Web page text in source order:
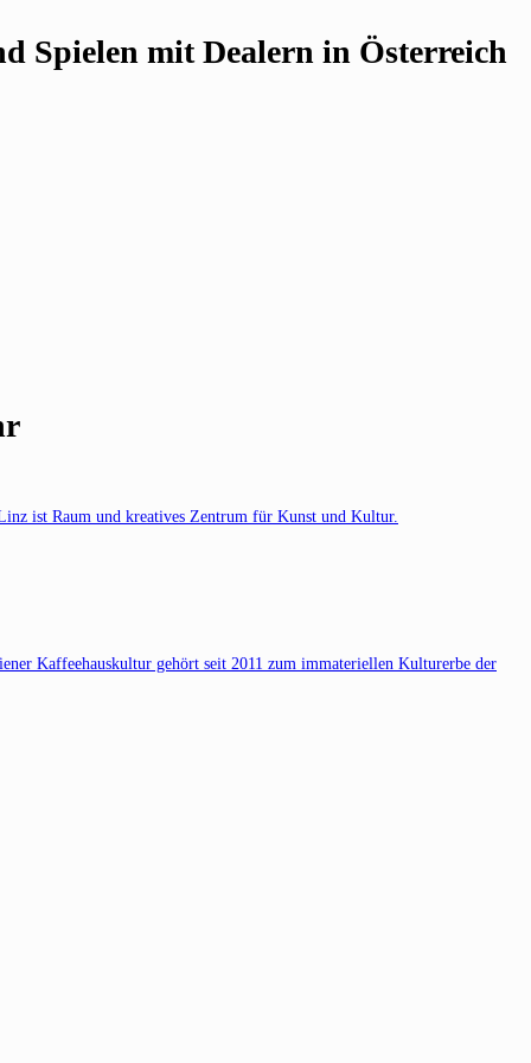
Spielen mit Dealern in Österreich
ist Raum und kreatives Zentrum für Kunst und Kultur.
Kaffeehauskultur gehört seit 2011 zum immateriellen Kulturerbe der